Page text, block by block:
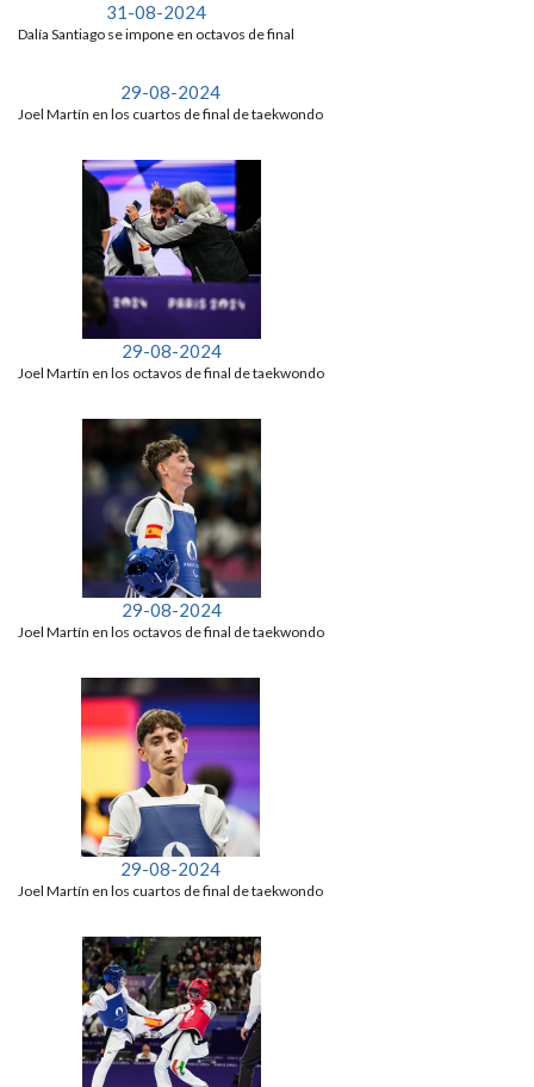
31-08-2024
Dalía Santiago se impone en octavos de final
29-08-2024
Joel Martín en los cuartos de final de taekwondo
29-08-2024
Joel Martín en los octavos de final de taekwondo
29-08-2024
Joel Martín en los octavos de final de taekwondo
29-08-2024
Joel Martín en los cuartos de final de taekwondo